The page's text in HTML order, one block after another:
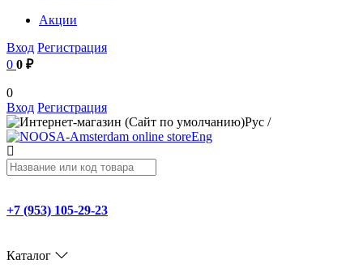
Акции
Вход Регистрация
0 0 ₽
0
Вход Регистрация
Рус /
Eng
+7 (953) 105-29-23
Каталог